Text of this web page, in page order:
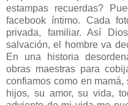
estampas recuerdas?
facebook íntimo. Cada
privada, familiar. Así
salvación, el hombre va
En una historia
obras maestras para
confiamos como en
hijos, su amor, su vida,